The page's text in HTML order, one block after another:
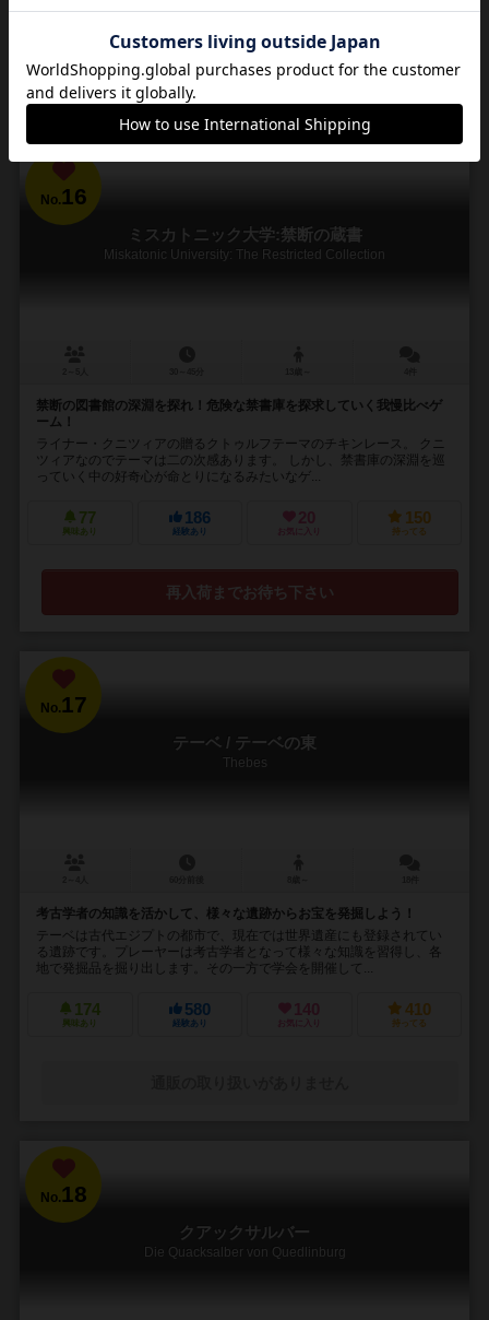
カートに追加する
No. 16
ミスカトニック大学:禁断の蔵書
Miskatonic University: The Restricted Collection
禁断の図書館の深淵を探れ！危険な禁書庫を探求していく我慢比べゲ
ーム！
ライナー・クニツィアの贈るクトゥルフテーマのチキンレース。 クニ
ツィアなのでテーマは二の次感あります。 しかし、禁書庫の深淵を巡
っていく中の好奇心が命とりになるみたいなゲ...
77
興味あり
186
経験あり
20
お気に入り
150
持ってる
再入荷までお待ち下さい
No.17
テーベ / テーベの東
Thebes
考古学者の知識を活かして、様々な遺跡からお宝を発掘しよう！
テーベは古代エジプトの都市で、現在では世界遺産にも登録されてい
る遺跡です。プレーヤーは考古学者となって様々な知識を習得し、各
地で発掘品を掘り出します。その一方で学会を開催して...
174
興味あり
580
経験あり
140
お気に入り
410
持ってる
No.18
クアックサルバー
Die Quacksalber von Quedlinburg